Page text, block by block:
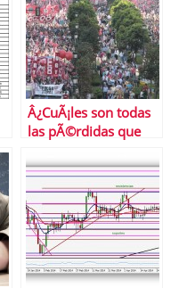
Â¿CuÃ¡les son todas
las pÃ©rdidas que